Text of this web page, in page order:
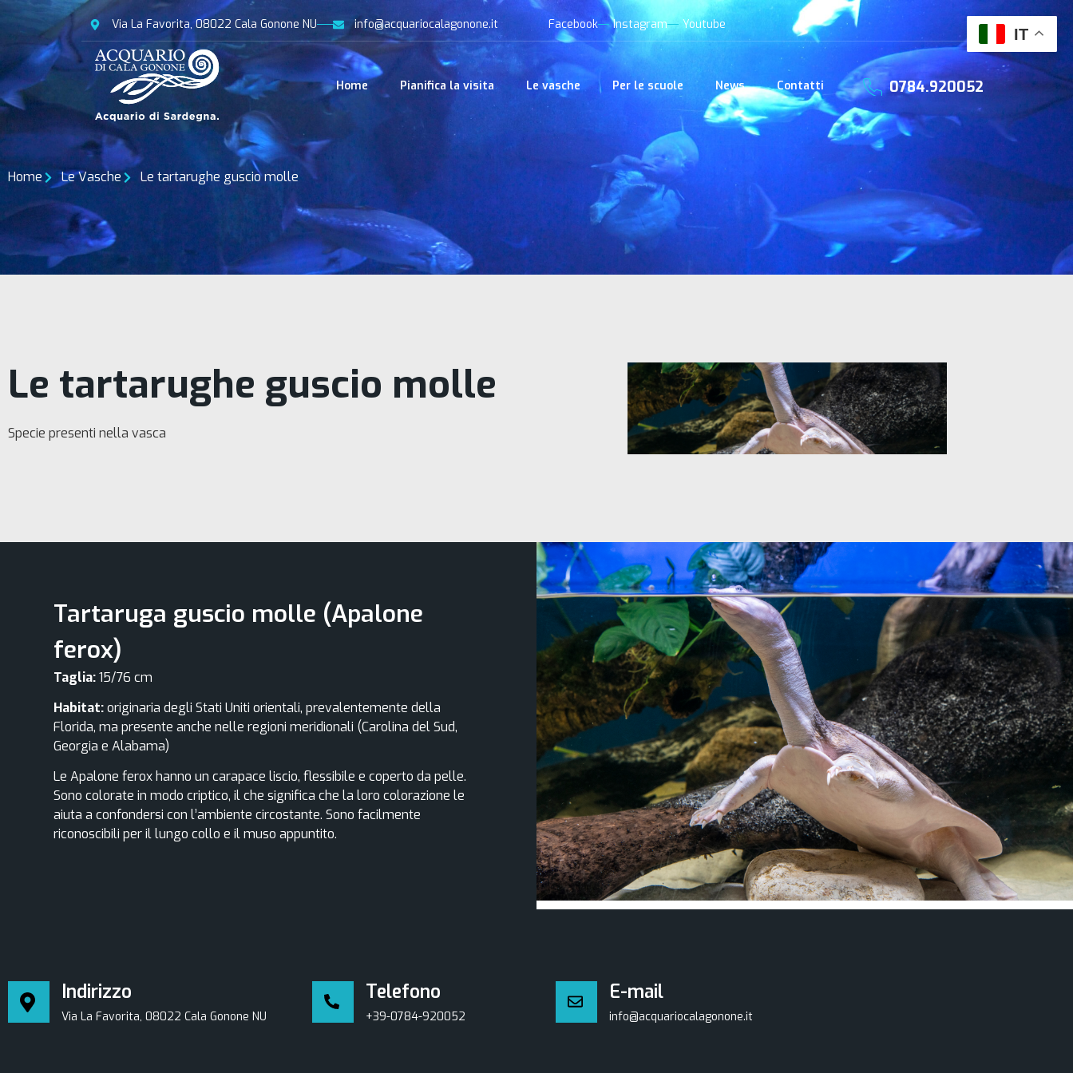
Via La Favorita, 08022 Cala Gonone NU info@acquariocalagonone.it Facebook Instagram Youtube
Home Pianifica la visita Le vasche Per le scuole News Contatti 0784.920052
Home Le Vasche Le tartarughe guscio molle
Le tartarughe guscio molle
Specie presenti nella vasca
Tartaruga guscio molle (Apalone
ferox)
Taglia:15/76 cm
Habitat:originaria degli Stati Uniti orientali, prevalentemente della
Florida, ma presente anche nelle regioni meridionali (Carolina del Sud,
Georgia e Alabama)
Le Apalone ferox hanno un carapace liscio, flessibile e coperto da pelle.
Sono colorate in modo criptico, il che significa che la loro colorazione le
aiuta a confondersi con l’ambiente circostante. Sono facilmente
riconoscibili per il lungo collo e il muso appuntito.
Indirizzo
Via La Favorita, 08022 Cala Gonone NU
Telefono
+39-0784-920052
E-mail
info@acquariocalagonone.it
IT